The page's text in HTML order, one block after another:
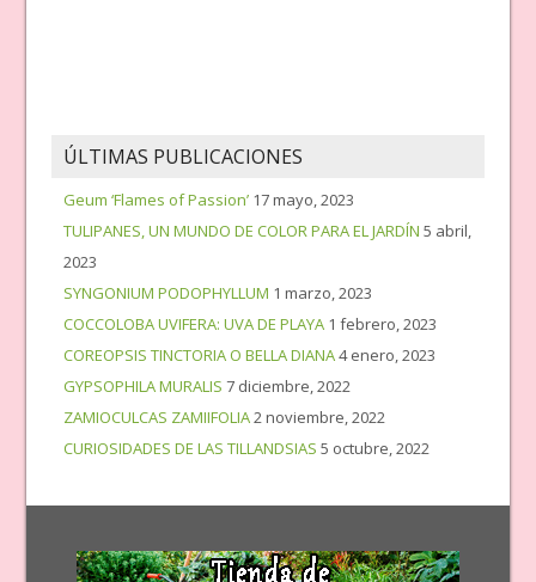
ÚLTIMAS PUBLICACIONES
Geum ‘Flames of Passion’ 17 mayo, 2023
TULIPANES, UN MUNDO DE COLOR PARA EL JARDÍN 5 abril,
2023
SYNGONIUM PODOPHYLLUM 1 marzo, 2023
COCCOLOBA UVIFERA: UVA DE PLAYA 1 febrero, 2023
COREOPSIS TINCTORIA O BELLA DIANA4 enero, 2023
GYPSOPHILA MURALIS 7 diciembre, 2022
ZAMIOCULCAS ZAMIIFOLIA2 noviembre, 2022
CURIOSIDADES DE LAS TILLANDSIAS 5 octubre, 2022